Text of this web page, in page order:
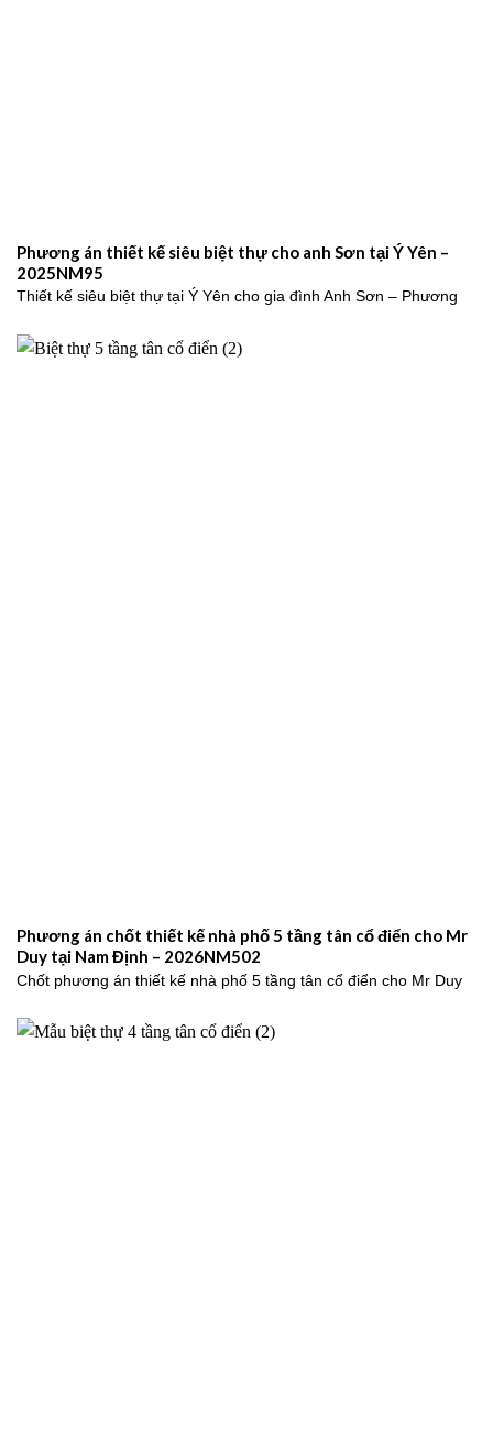
Phương án thiết kế siêu biệt thự cho anh Sơn tại Ý Yên –
2025NM95
Thiết kế siêu biệt thự tại Ý Yên cho gia đình Anh Sơn – Phương
Phương án chốt thiết kế nhà phố 5 tầng tân cổ điển cho Mr
Duy tại Nam Định – 2026NM502
Chốt phương án thiết kế nhà phố 5 tầng tân cổ điển cho Mr Duy